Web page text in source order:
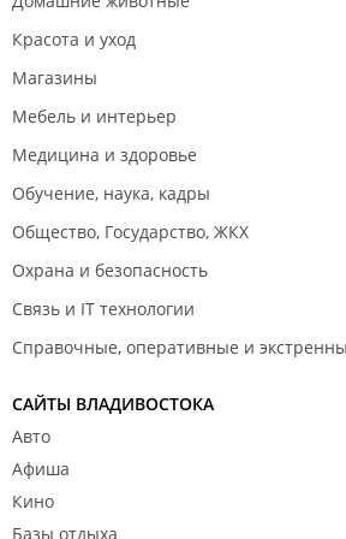
не очень далеко,но в горочку и
солнцем,и тут (вдруг)
розданы и их больше нет))) Сказать
некрасиво,но сервис
за машинами,не без проблем
парковку. В итоге 2 часа беготни
пределе,настроение почти
стала бы брать дом. Но по итогу.
очень,домик был на троих на
детьми,поэтому ночью было не
телек,но мы его не включали. И
большая,там умывальникведро для
под слив,плитка с духовкой, стол,три
Красота и уход
Магазины
Мебель и интерьер
Медицина и здоровье
Обучение, наука, кадры
Общество, Государство, ЖКХ
Охрана и безопасность
Связь и IT технологии
Справочные, оперативные и
САЙТЫ ВЛАДИВОСТОКА
Авто
Афиша
Кино
Базы отдыха